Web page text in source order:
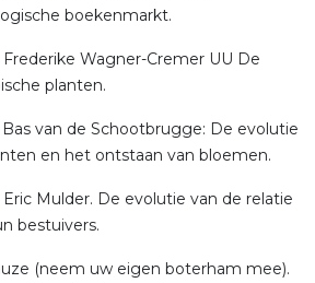
boekenmarkt.
Frederike Wagner-Cremer UU De
planten.
Bas van de Schootbrugge: De evolutie
en het ontstaan van bloemen.
Eric Mulder. De evolutie van de relatie
bestuivers.
(neem uw eigen boterham mee).